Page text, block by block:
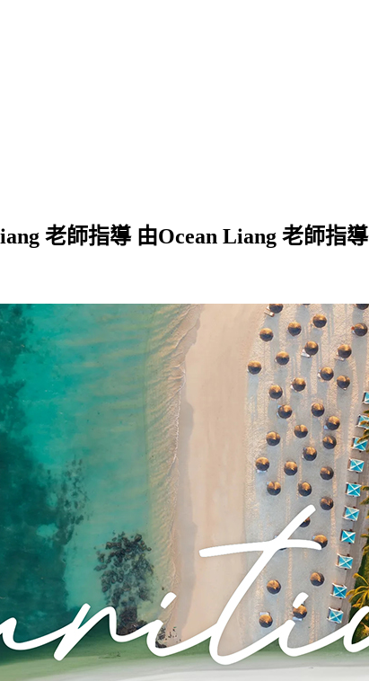
老師指導 由Ocean Liang 老師指導